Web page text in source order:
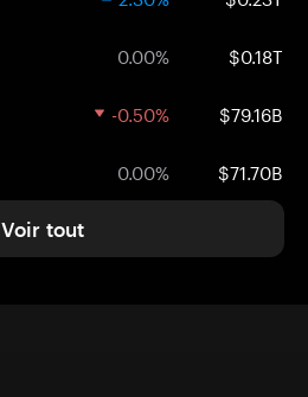
0.00% $0.18T
-0.50% $79.16B
0.00% $71.70B
Voir tout